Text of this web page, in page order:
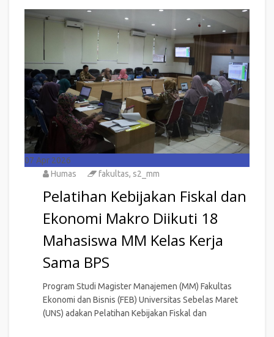
07 Apr 2026
Humas
fakultas, s2_mm
Pelatihan Kebijakan Fiskal dan
Ekonomi Makro Diikuti 18
Mahasiswa MM Kelas Kerja
Sama BPS
Program Studi Magister Manajemen (MM) Fakultas
Ekonomi dan Bisnis (FEB) Universitas Sebelas Maret
(UNS) adakan Pelatihan Kebijakan Fiskal dan